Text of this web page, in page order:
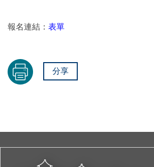
報名連結： 表單
分享